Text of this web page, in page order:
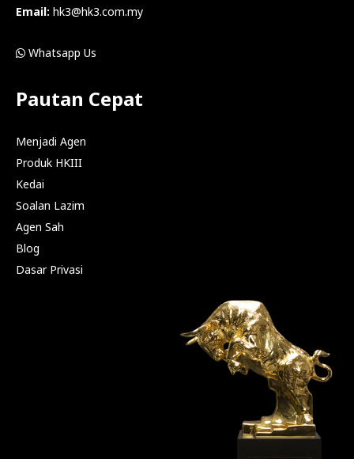
Email: hk3@hk3.com.my
Whatsapp Us
Pautan Cepat
Menjadi Agen
Produk HKIII
Kedai
Soalan Lazim
Agen Sah
Blog
Dasar Privasi